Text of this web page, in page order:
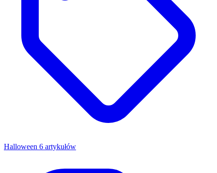
Halloween 6 artykułów